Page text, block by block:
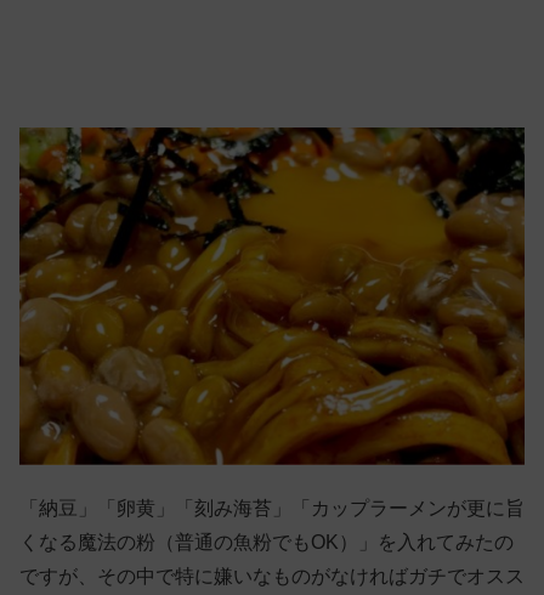
「納豆」「卵黄」「刻み海苔」「カップラーメンが更に旨
くなる魔法の粉（普通の魚粉でもOK）」を入れてみたの
ですが、その中で特に嫌いなものがなければガチでオスス